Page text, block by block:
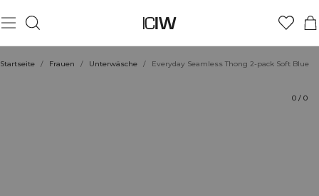
Startseite / Frauen / Unterwäsche / Everyday Seamless Thong 2-pack Soft Blue
0 / 0